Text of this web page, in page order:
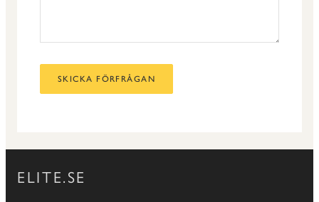
SKICKA FÖRFRÅGAN
ELITE.SE